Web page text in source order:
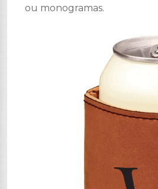
ou monogramas.